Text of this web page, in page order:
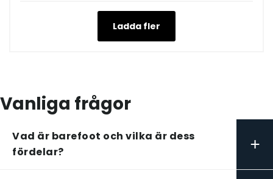
Ladda fler
Vanliga frågor
Vad är barefoot och vilka är dess
fördelar?
+